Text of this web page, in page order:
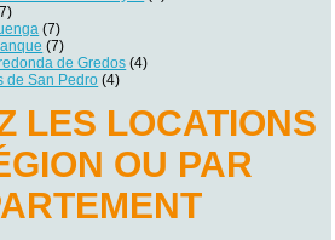
(7)
(7)
de Gredos (4)
de San Pedro (4)
LES LOCATIONS
OU PAR